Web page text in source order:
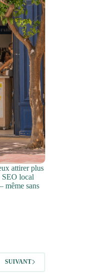
attirer plus
SEO local
même sans
SUIVANT